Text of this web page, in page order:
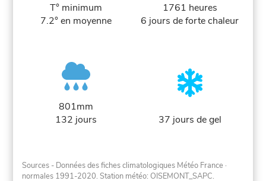
T° minimum
7.2° en moyenne
1761 heures
6 jours de forte chaleur
801mm
132 jours
37 jours de gel
Sources - Données des fiches climatologiques Météo France ·
normales 1991-2020. Station météo: OISEMONT_SAPC.